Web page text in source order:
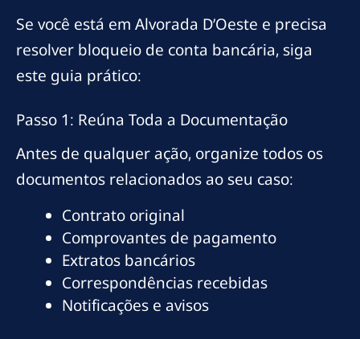
Se você está em Alvorada D’Oeste e precisa
resolver bloqueio de conta bancária, siga
este guia prático:
Passo 1: Reúna Toda a Documentação
Antes de qualquer ação, organize todos os
documentos relacionados ao seu caso:
Contrato original
Comprovantes de pagamento
Extratos bancários
Correspondências recebidas
Notificações e avisos